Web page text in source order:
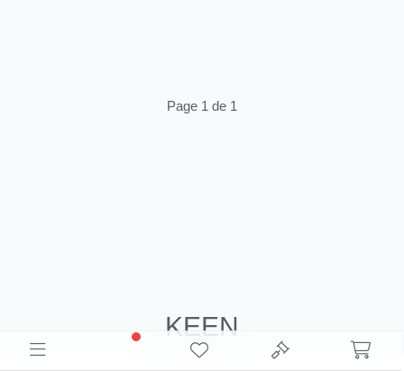
Page 1 de 1
KEEN
Découvrez le Inventaire Keen Déstockage pour la revente.